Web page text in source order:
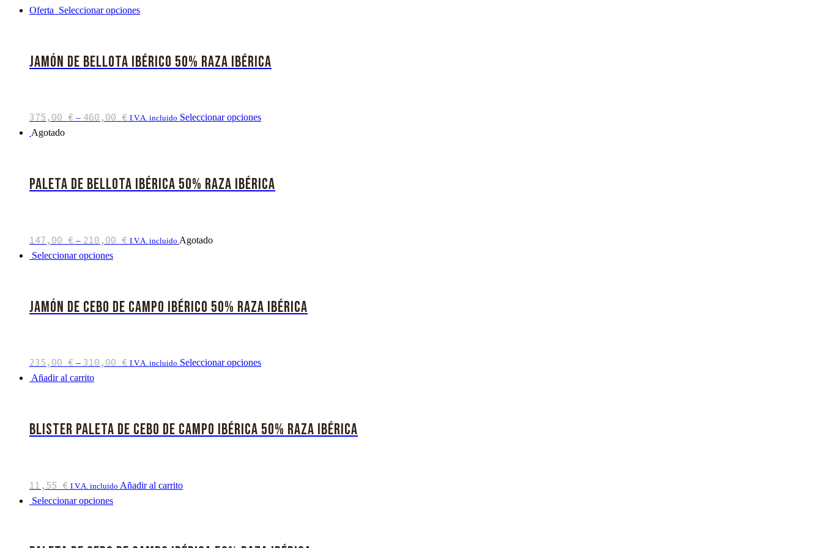
Oferta Seleccionar opciones
Jamón de Bellota Ibérico 50% Raza Ibérica
375,00 € – 460,00 € I.V.A. incluido Seleccionar opciones
Agotado
Paleta de Bellota Ibérica 50% Raza Ibérica
147,00 € – 210,00 € I.V.A. incluido Agotado
Seleccionar opciones
Jamón de Cebo de Campo Ibérico 50% Raza Ibérica
235,00 € – 310,00 € I.V.A. incluido Seleccionar opciones
Añadir al carrito
Blister Paleta de Cebo de Campo Ibérica 50% Raza Ibérica
11,55 € I.V.A. incluido Añadir al carrito
Seleccionar opciones